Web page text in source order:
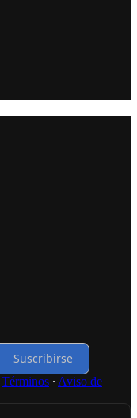
Suscribirse
Términos ∙ Aviso de